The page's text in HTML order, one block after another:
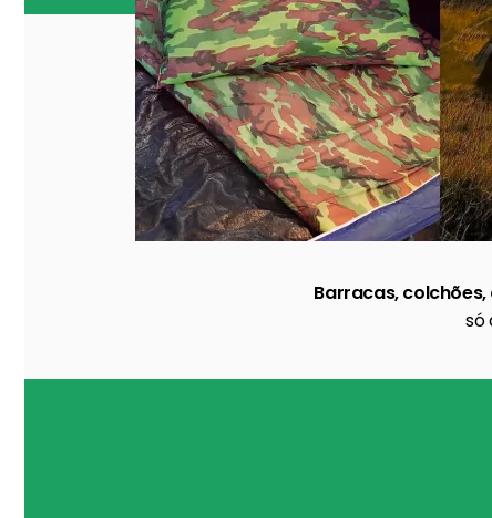
Barracas,
só